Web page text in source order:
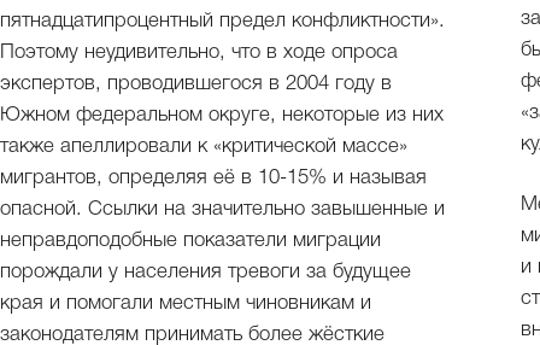
пятнадцатипроцентный предел конфликтности».
Поэтому неудивительно, что в ходе опроса
экспертов, проводившегося в 2004 году в
Южном федеральном округе, некоторые из них
также апеллировали к «критической массе»
мигрантов, определяя её в 10-15% и называя
опасной. Ссылки на значительно завышенные и
неправдоподобные показатели миграции
порождали у населения тревоги за будущее
края и помогали местным чиновникам и
законодателям принимать более жёсткие
и